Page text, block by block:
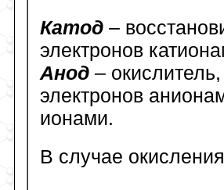
Катод –
электронов
Анод –
электронов
ионами.
В случае